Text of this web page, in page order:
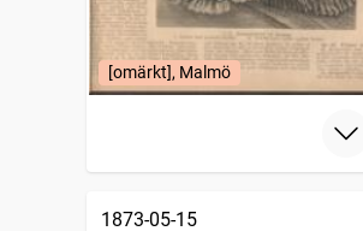
[omärkt], Malmö
1873-05-15